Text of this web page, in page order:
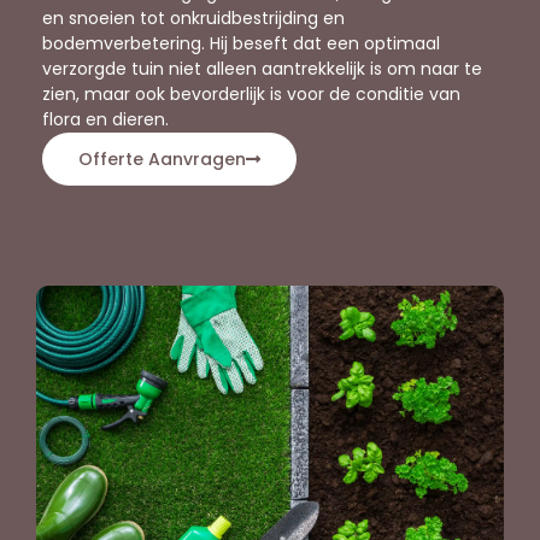
en snoeien tot onkruidbestrijding en
bodemverbetering. Hij beseft dat een optimaal
verzorgde tuin niet alleen aantrekkelijk is om naar te
zien, maar ook bevorderlijk is voor de conditie van
flora en dieren.
Offerte Aanvragen